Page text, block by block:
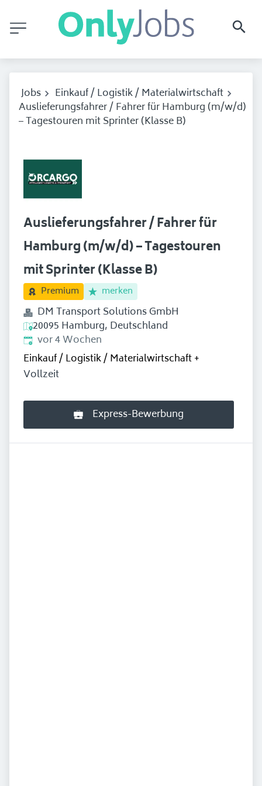
Jobs
Einkauf / Logistik / Materialwirtschaft
Auslieferungsfahrer / Fahrer für Hamburg (m/w/d)
– Tagestouren mit Sprinter (Klasse B)
Auslieferungsfahrer / Fahrer für
Hamburg (m/w/d) – Tagestouren
mit Sprinter (Klasse B)
Premium merken
DM Transport Solutions GmbH
20095 Hamburg, Deutschland
Erschienen:
vor 4 Wochen
Einkauf / Logistik / Materialwirtschaft+
Vollzeit
Express-Bewerbung